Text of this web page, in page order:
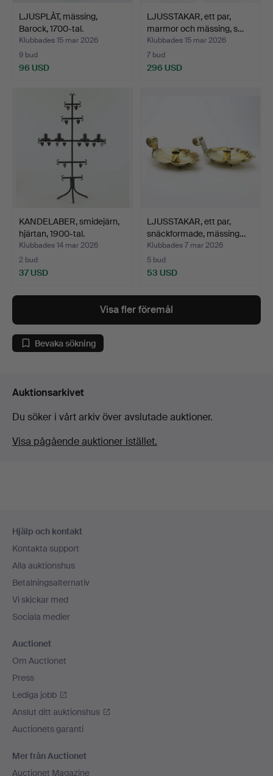
LJUSPLÅT, mässing,
Barock, 1700-tal.
Klubbades 15 mar 2026
9 bud
96 USD
LJUSSTAKAR, ett par,
marmor och mässing, s…
Klubbades 15 mar 2026
7 bud
296 USD
KANDELABER, smidejärn,
hjärtan, 1900-tal.
Klubbades 14 mar 2026
2 bud
37 USD
LJUSSTAKAR, ett par,
snäckformade, mässing…
Klubbades 7 mar 2026
5 bud
53 USD
Visa fler föremål
Bevaka sökning
Auktionsarkivet
Du söker i vårt arkiv över avslutade auktioner.
Visa pågående auktioner istället.
Hjälp och kontakt
Kontakta support
Alla auktionshus
Betalningsalternativ
Vi skickar med
Sociala medier
Auctionet
Om Auctionet
Press
Lediga jobb
Anslut ditt auktionshus
Auctionets garanti
Mer från Auctionet
Auctionet Magazine